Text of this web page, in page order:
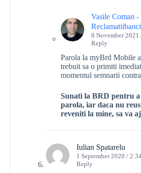
Vasile Coman -
8 November
Reply
Parola la myBrd Mobile
trebuit sa o primiti
momentul semnarii
Sunati la BRD pentru
parola, iar daca nu
reveniti la mine, sa va
Iulian Spatarelu
1 September 2020 /
Reply